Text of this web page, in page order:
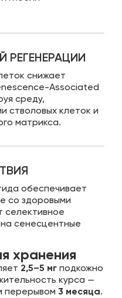
РЕГЕНЕРАЦИИ
снижает
Associated
среду,
стволовых клеток и
матрикса.
обеспечивает
со здоровыми
селективное
сенесцентные
хранения
2,5–5 мг подкожно
курса —
перерывом 3 месяца.